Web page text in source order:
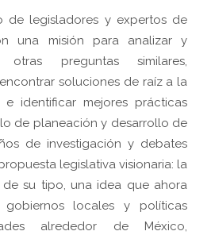
de legisladores y expertos de
una misión para analizar y
preguntas similares,
soluciones de raíz a la
e identificar mejores prácticas
de planeación y desarrollo de
de investigación y debates
legislativa visionaria: la
su tipo, una idea que ahora
gobiernos locales y políticas
alrededor de México,